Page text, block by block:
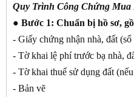
Quy Trình Công Chứng
● Bước 1: Chuẩn bị hồ sơ,
- Giấy chứng nhận nhà, đất
- Tờ khai lệ phí trước bạ nhà,
- Tờ khai thuế sử dụng đất
- Bản vẽ